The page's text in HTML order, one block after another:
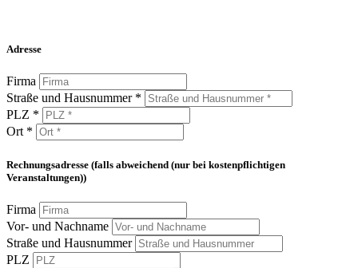
Adresse
Firma
Straße und Hausnummer *
PLZ *
Ort *
Rechnungsadresse (falls abweichend (nur bei kostenpflichtigen
Veranstaltungen))
Firma
Vor- und Nachname
Straße und Hausnummer
PLZ